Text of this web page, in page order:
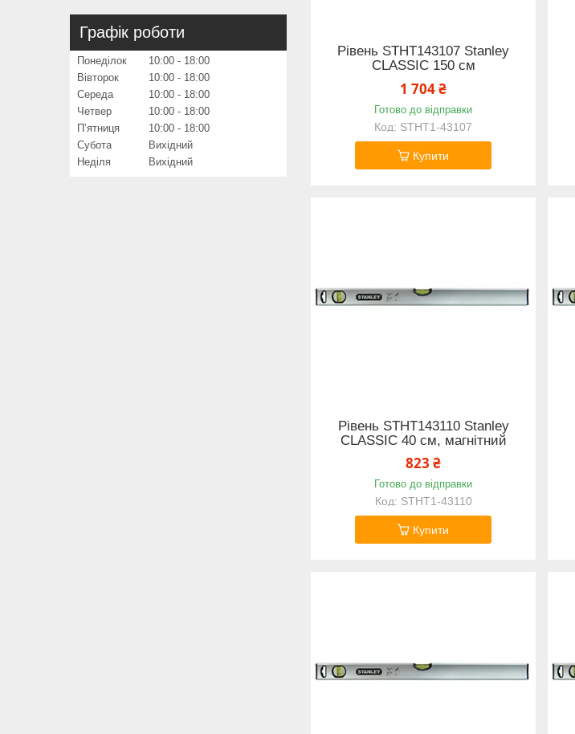
Рівень STHT143107 Stanley
CLASSIC 150 см
1 704 ₴
Готово до відправки
STHT1-43107
Купити
Рівень STHT143110 Stanley
CLASSIC 40 см, магнітний
823 ₴
Готово до відправки
STHT1-43110
Купити
Графік роботи
Понеділок 10:00
18:00
Вівторок
10:00
18:00
Середа
10:00
18:00
Четвер
10:00
18:00
Пʼятниця
10:00
18:00
Субота
Вихідний
Неділя
Вихідний